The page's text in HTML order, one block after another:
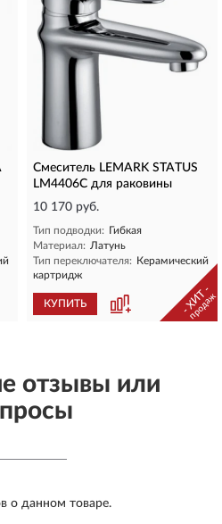
Смеситель LEMARK STATUS
LM4406C для раковины
10 170 руб.
Тип подводки: Гибкая
Материал: Латунь
Тип переключателя: Керамический
картридж
КУПИТЬ - ХИТ -
продаж
отзывы или
о данном товаре.